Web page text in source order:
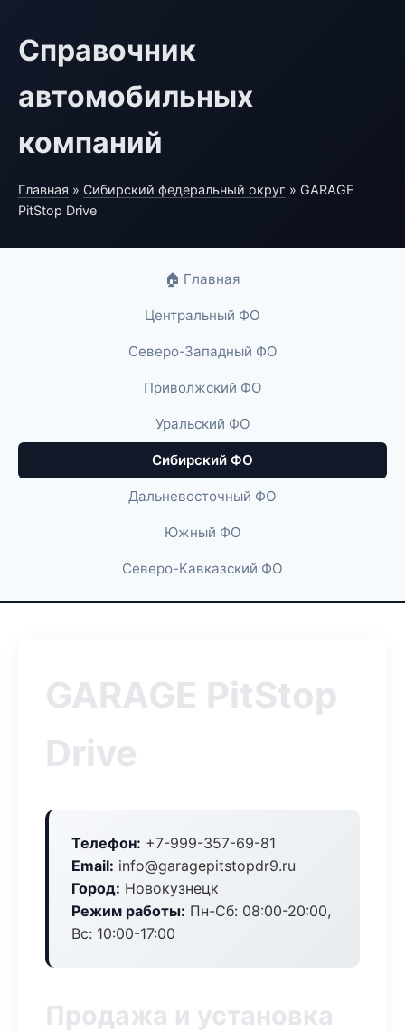
Справочник
автомобильных
компаний
Главная » Сибирский федеральный округ » GARAGE
PitStop Drive
🏠 Главная
Центральный ФО
Северо-Западный ФО
Приволжский ФО
Уральский ФО
Сибирский ФО
Дальневосточный ФО
Южный ФО
Северо-Кавказский ФО
GARAGE PitStop
Drive
Телефон: +7-999-357-69-81
Email: info@garagepitstopdr9.ru
Город: Новокузнецк
Режим работы: Пн-Сб: 08:00-20:00,
Вс: 10:00-17:00
Продажа и установка